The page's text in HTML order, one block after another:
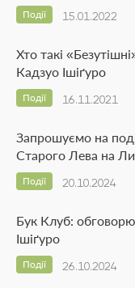
15.01.2022
Події
Хто такі
Кадзуо Ішіґуро
16.11.2021
Події
Запрошуємо на
Старого Лева на
20.10.2024
Події
Бук Клуб:
Ішіґуро
26.10.2024
Події